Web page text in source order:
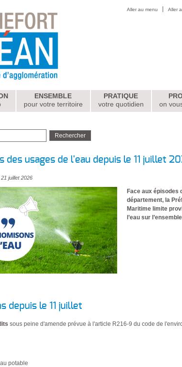
Aller au menu Aller
ENSEMBLE
pour votre territoire
PRATIQUE
votre quotidien
on
des usages de l'eau depuis le 11 juillet
21 juillet 2026
Face aux épisodes
département, la
Maritime limite
l’eau sur
depuis le 11 juillet
sous peine d'amende prévue à l'article R216-9 du code de
potable